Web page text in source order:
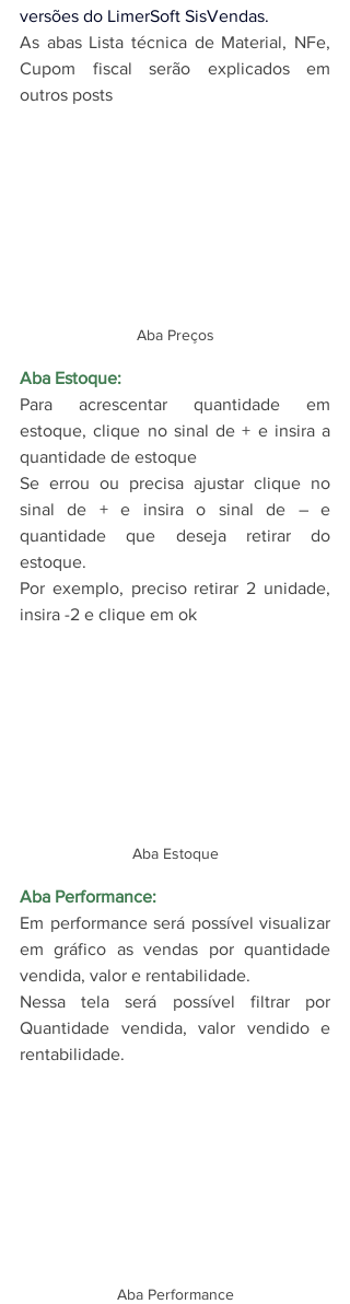
versões do LimerSoft SisVendas.
As abas Lista técnica de Material, NFe,
Cupom fiscal serão explicados em
outros posts
Aba Preços
Aba Estoque:
Para acrescentar quantidade em
estoque, clique no sinal de + e insira a
quantidade de estoque
Se errou ou precisa ajustar clique no
sinal de + e insira o sinal de – e
quantidade que deseja retirar do
estoque.
Por exemplo, preciso retirar 2 unidade,
insira -2 e clique em ok
Aba Estoque
Aba Performance:
Em performance será possível visualizar
em gráfico as vendas por quantidade
vendida, valor e rentabilidade.
Nessa tela será possível filtrar por
Quantidade vendida, valor vendido e
rentabilidade.
Aba Performance